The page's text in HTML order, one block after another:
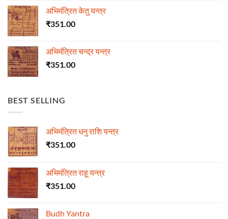
अभिमंत्रित केतु यन्त्र
₹351.00
अभिमंत्रित चन्द्र यन्त्र
₹351.00
BEST SELLING
अभिमंत्रित धनु राशि यन्त्र
₹351.00
अभिमंत्रित राहू यन्त्र
₹351.00
Budh Yantra